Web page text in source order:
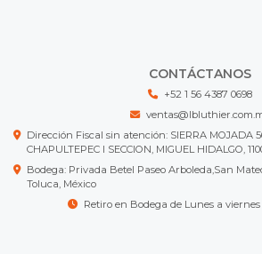
CONTÁCTANOS
+52 1 56 4387 0698
Dirección Fiscal sin atención: SIERRA MOJADA
CHAPULTEPEC I SECCION, MIGUEL HIDALGO,
Bodega: Privada Betel Paseo Arboleda,San
Toluca, México
Retiro en Bodega de Lunes a